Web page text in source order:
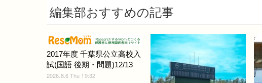
編集部おすすめの記事
2017年度 千葉県公立高校入
試(国語 後期・問題)12/13
2026.8.6 Thu 19:32